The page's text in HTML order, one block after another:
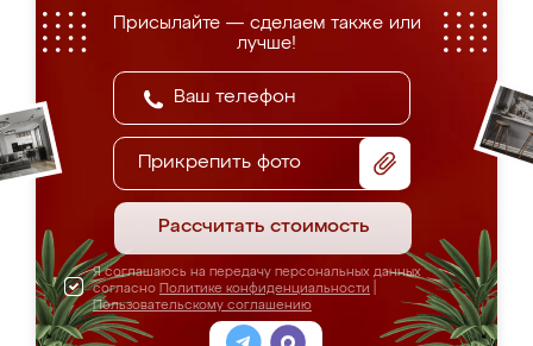
Присылайте — сделаем также или
лучше!
Прикрепить фото
Рассчитать стоимость
Я соглашаюсь на передачу персональных данных
согласно Политике конфиденциальности
Пользовательскому соглашению